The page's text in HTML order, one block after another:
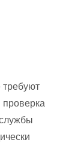
проверка